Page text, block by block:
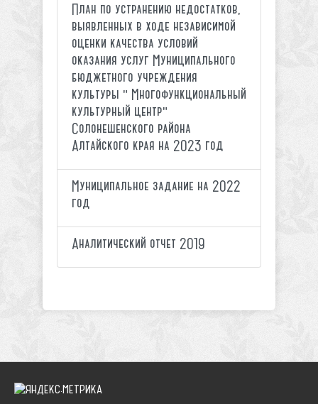
План по устранению недостатков,
выявленных в ходе независимой
оценки качества условий
оказания услуг Муниципального
бюджетного учреждения
культуры " Многофункциональный
культурный центр"
Солонешенского района
Алтайского края на 2023 год
Муниципальное задание на 2022
год
Аналитический отчет 2019